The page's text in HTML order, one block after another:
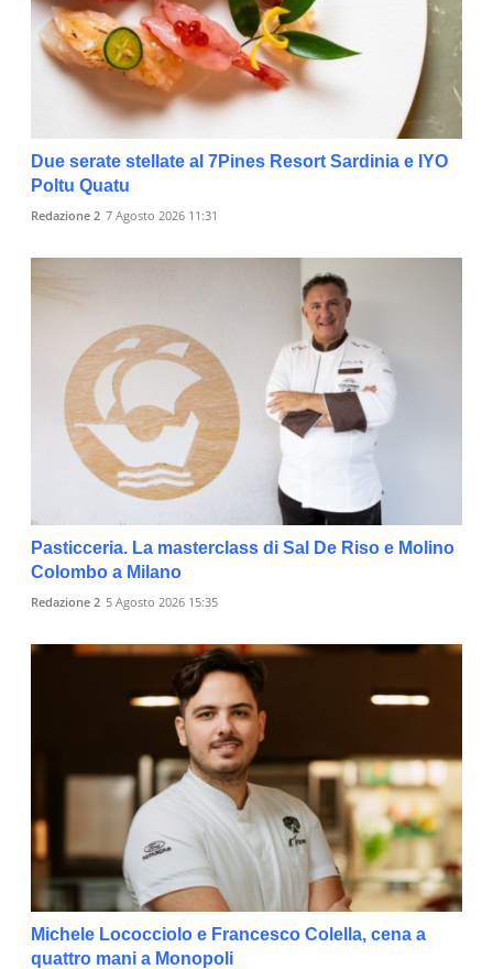
Due serate stellate al 7Pines Resort Sardinia e IYO
Poltu Quatu
Redazione 2 7 Agosto 2026 11:31
Pasticceria. La masterclass di Sal De Riso e Molino
Colombo a Milano
Redazione 2 5 Agosto 2026 15:35
Michele Lococciolo e Francesco Colella, cena a
quattro mani a Monopoli